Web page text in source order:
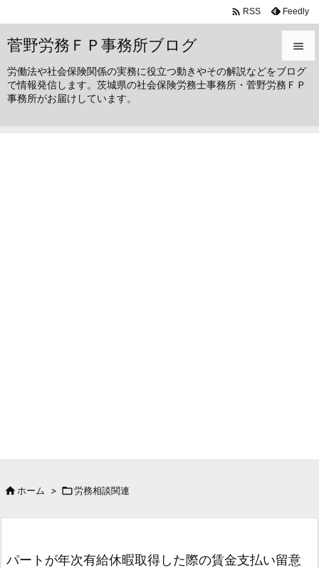
菅野労務ＦＰ事務所ブログ
労働法や社会保険関係の実務に役立つ動きやその解説などをブログ
で情報発信します。茨城県の社会保険労務士事務所・菅野労務ＦＰ
事務所がお届けしています。


メニュ
 RSS Feedly
 ホーム > 労務相談関連
パートが年次有給休暇取得した際の賃金支払い留意